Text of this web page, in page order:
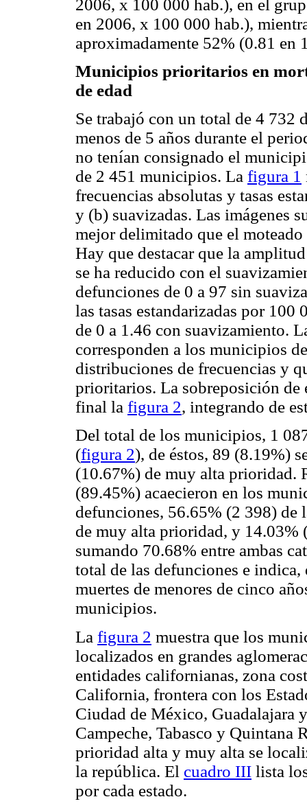
2006, x 100 000 hab.), en el
en 2006, x 100 000 hab.),
aproximadamente 52% (0.81 en
Municipios prioritarios en
de edad
Se trabajó con un total de 4 732
menos de 5 años durante el
no tenían consignado el
de 2 451 municipios. La figura 1
frecuencias absolutas y tasas
y (b) suavizadas. Las imágenes
mejor delimitado que el
Hay que destacar que la
se ha reducido con el
defunciones de 0 a 97 sin
las tasas estandarizadas por
de 0 a 1.46 con suavizamiento.
corresponden a los municipios
distribuciones de frecuencias y
prioritarios. La sobreposición de
final la figura 2, integrando de
Del total de los municipios, 1
(figura 2), de éstos, 89 (8.19%)
(10.67%) de muy alta prioridad.
(89.45%) acaecieron en los
defunciones, 56.65% (2 398) de
de muy alta prioridad, y
sumando 70.68% entre ambas
total de las defunciones e indica,
muertes de menores de cinco
municipios.
La figura 2 muestra que los
localizados en grandes
entidades californianas, zona
California, frontera con los
Ciudad de México, Guadalajara
Campeche, Tabasco y Quintana
prioridad alta y muy alta se
la república. El cuadro III lista
por cada estado.